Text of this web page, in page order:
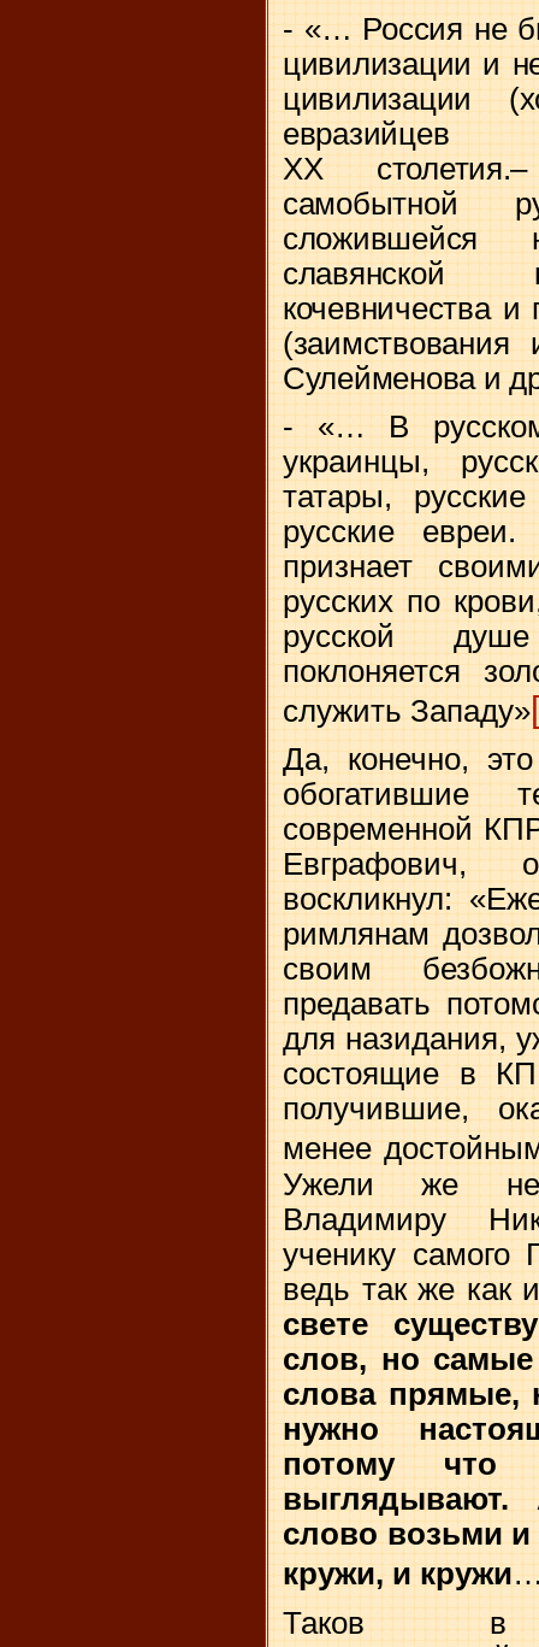
- «… Россия не
цивилизации и
цивилизации
ХХ
самобытной
сложившейся
славянской
кочевничества и
Сулейменова и
- «… В русском
украинцы,
татары,
русские
признает
русских по
русской
поклоняется
служить Западу»
Да, конечно,
обогатившие
современной
Евграфович,
воскликнул:
римлянам
своим
предавать
для назидания,
состоящие в
получившие,
менее
Ужели же не
Владимиру
ученику самого
ведь так же как
свете
слов, но
слова прямые,
нужно
потому что
выглядывают.
слово возьми
кружи, и кружи
Таков в